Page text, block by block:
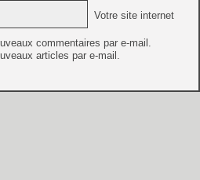
Votre site internet
commentaires par e-mail.
articles par e-mail.